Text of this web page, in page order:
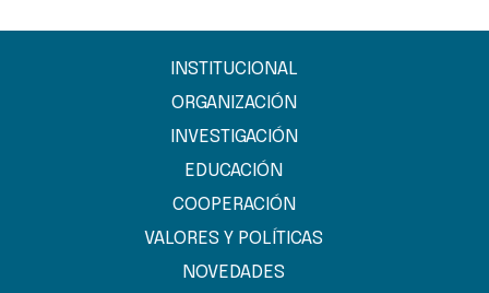
INSTITUCIONAL
ORGANIZACIÓN
INVESTIGACIÓN
EDUCACIÓN
COOPERACIÓN
VALORES Y POLÍTICAS
NOVEDADES